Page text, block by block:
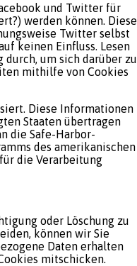
und Twitter für
werden können. Diese
Twitter selbst
keinen Einfluss. Lesen
um sich darüber zu
mithilfe von Cookies
Diese Informationen
Staaten übertragen
die Safe-Harbor-
des amerikanischen
die Verarbeitung
oder Löschung zu
können wir Sie
Daten erhalten
mitschicken.